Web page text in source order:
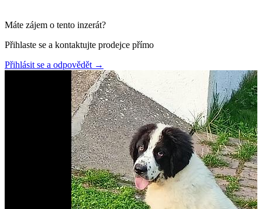
Máte zájem o tento inzerát?
Přihlaste se a kontaktujte prodejce přímo
Přihlásit se a odpovědět →